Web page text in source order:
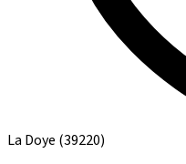
La Doye (39220)